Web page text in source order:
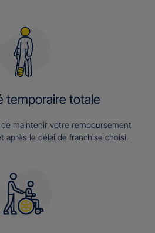
temporaire totale
maintenir votre remboursement
après le délai de franchise choisi.